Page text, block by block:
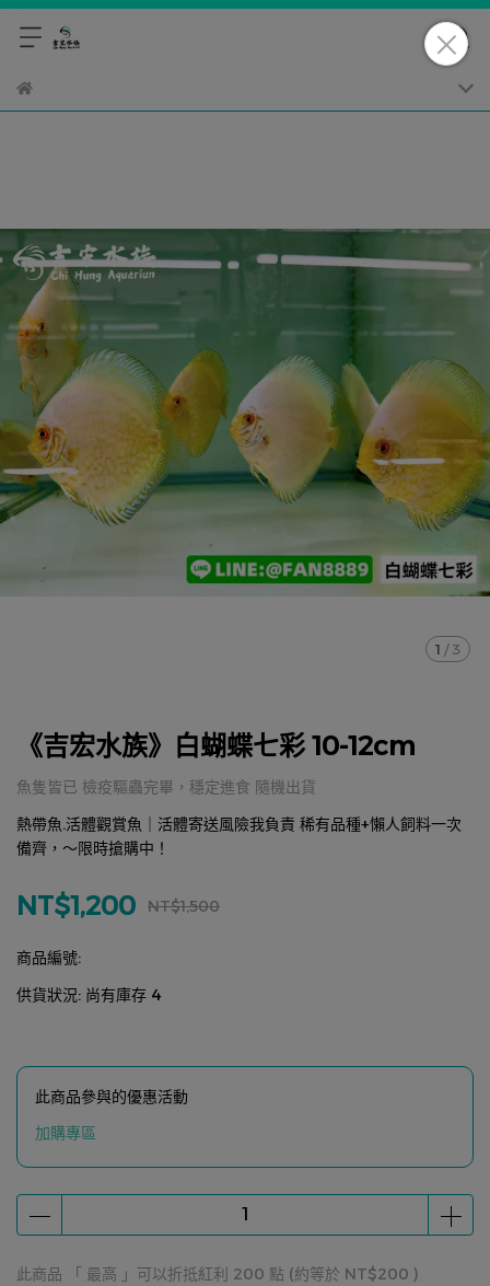
1 / 3
《吉宏水族》白蝴蝶七彩 10-12cm
魚隻皆已 檢疫驅蟲完畢，穩定進食 隨機出貨
熱帶魚.活體觀賞魚｜活體寄送風險我負責 稀有品種+懶人飼料一次
備齊，～限時搶購中！
NT$1,200 NT$1,500
商品編號:
供貨狀況: 尚有庫存 4
此商品參與的優惠活動
加購專區
此商品 「 最高 」可以折抵紅利 200 點 (約等於 NT$200 )